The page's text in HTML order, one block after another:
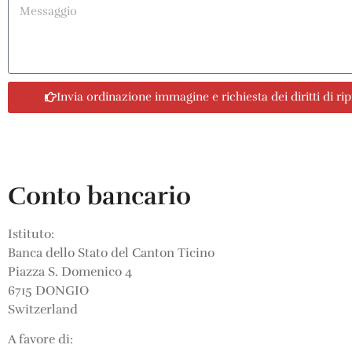
Invia ordinazione immagine e richiesta dei diritti di
Conto bancario
Istituto:
Banca dello Stato del Canton Ticino
Piazza S. Domenico 4
6715 DONGIO
Switzerland
A favore di: